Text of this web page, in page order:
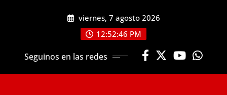
viernes, 7 agosto 2026
12:52:48 PM
Seguinos en las redes